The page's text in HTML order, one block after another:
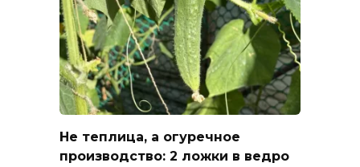
Не теплица, а огуречное
производство: 2 ложки в ведро